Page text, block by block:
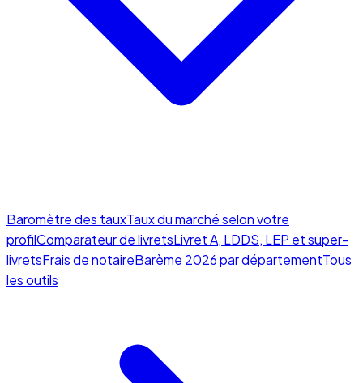
Baromètre des tauxTaux du marché selon votre
profilComparateur de livretsLivret A, LDDS, LEP et super-
livretsFrais de notaireBarème 2026 par départementTous
les outils